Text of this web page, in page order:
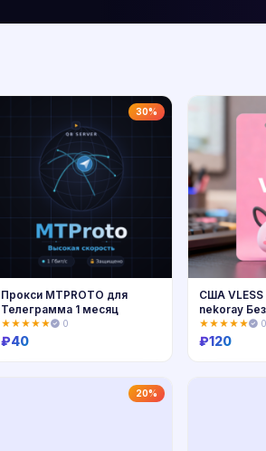
30%
Прокси MTPROTO для
Телеграмма 1 месяц
★★★★★ 0
₽40
США
nekoray
★★★★★ 0
₽120
20%